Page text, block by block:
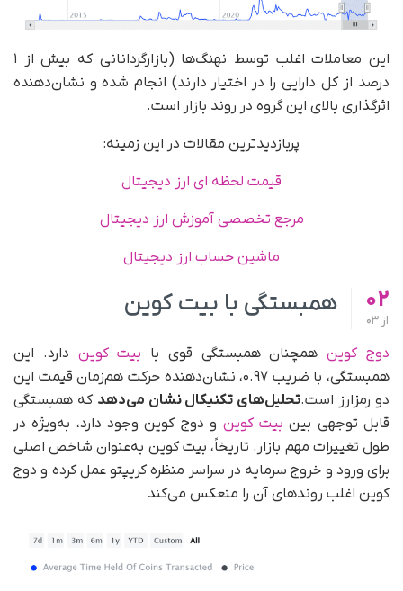
این معاملات اغلب توسط نهنگ‌ها (بازارگردانانی که بیش از ۱
درصد از کل دارایی را در اختیار دارند) انجام شده و نشان‌دهنده
اثرگذاری بالای این گروه در روند بازار است.
پربازدیدترین مقالات در این زمینه:
قیمت لحظه ای ارز دیجیتال
مرجع تخصصی آموزش ارز دیجیتال
ماشین حساب ارز دیجیتال
02
از
همبستگی با بیت کوین
دوج کوینهمچنان همبستگی قوی با بیت کوین دارد. این
همبستگی، با ضریب ۰.۹۷، نشان‌دهنده حرکت هم‌زمان قیمت این
دو رمزارز است.تحلیل‌های تکنیکال نشان می‌دهد که همبستگی
قابل توجهی بین بیت کوین و دوج کوین وجود دارد، به‌ویژه در
طول تغییرات مهم بازار. تاریخاً، بیت کوین به‌عنوان شاخص اصلی
برای ورود و خروج سرمایه در سراسر منظره کریپتو عمل کرده و دوج
کوین اغلب روندهای آن را منعکس می‌کند